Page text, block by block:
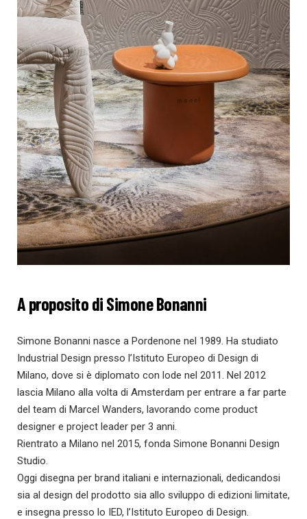
A proposito di Simone Bonanni
Simone Bonanni nasce a Pordenone nel 1989. Ha studiato
Industrial Design presso l’Istituto Europeo di Design di
Milano, dove si è diplomato con lode nel 2011. Nel 2012
lascia Milano alla volta di Amsterdam per entrare a far parte
del team di Marcel Wanders, lavorando come product
designer e project leader per 3 anni.
Rientrato a Milano nel 2015, fonda Simone Bonanni Design
Studio.
Oggi disegna per brand italiani e internazionali, dedicandosi
sia al design del prodotto sia allo sviluppo di edizioni limitate,
e insegna presso lo IED, l’Istituto Europeo di Design.